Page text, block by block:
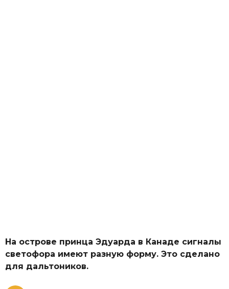
На острове принца Эдуарда в Канаде сигналы
светофора имеют разную форму. Это сделано
для дальтоников.